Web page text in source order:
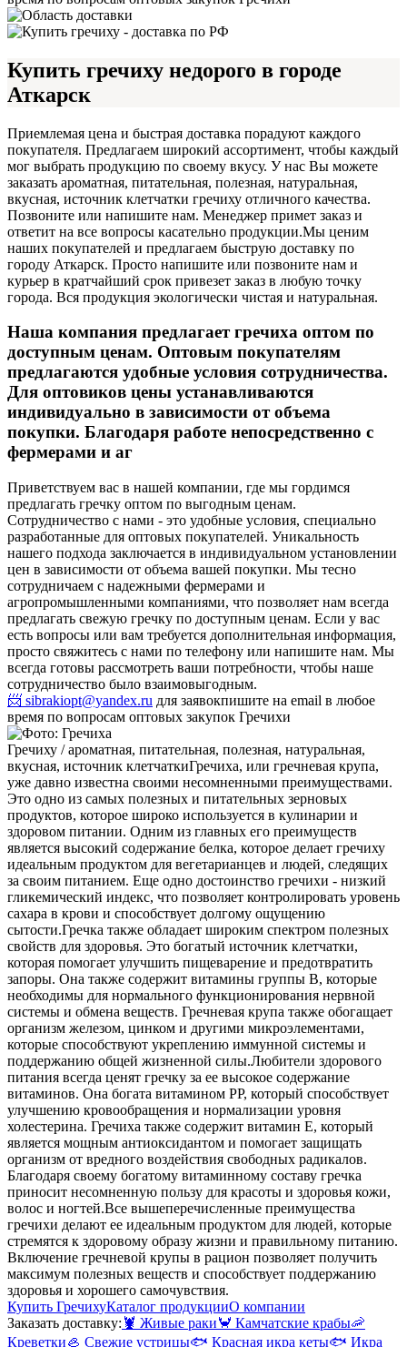
Купить гречиху недорого в городе
Аткарск
Приемлемая цена и быстрая доставка порадуют каждого
покупателя. Предлагаем широкий ассортимент, чтобы каждый
мог выбрать продукцию по своему вкусу. У нас Вы можете
заказать ароматная, питательная, полезная, натуральная,
вкусная, источник клетчатки гречиху отличного качества.
Позвоните или напишите нам. Менеджер примет заказ и
ответит на все вопросы касательно продукции.Мы ценим
наших покупателей и предлагаем быструю доставку по
городу Аткарск. Просто напишите или позвоните нам и
курьер в кратчайший срок привезет заказ в любую точку
города. Вся продукция экологически чистая и натуральная.
Наша компания предлагает гречиха оптом по
доступным ценам. Оптовым покупателям
предлагаются удобные условия сотрудничества.
Для оптовиков цены устанавливаются
индивидуально в зависимости от объема
покупки. Благодаря работе непосредственно с
фермерами и аг
Приветствуем вас в нашей компании, где мы гордимся
предлагать гречку оптом по выгодным ценам.
Сотрудничество с нами - это удобные условия, специально
разработанные для оптовых покупателей. Уникальность
нашего подхода заключается в индивидуальном установлении
цен в зависимости от объема вашей покупки. Мы тесно
сотрудничаем с надежными фермерами и
агропромышленными компаниями, что позволяет нам всегда
предлагать свежую гречку по доступным ценам. Если у вас
есть вопросы или вам требуется дополнительная информация,
просто свяжитесь с нами по телефону или напишите нам. Мы
всегда готовы рассмотреть ваши потребности, чтобы наше
сотрудничество было взаимовыгодным.
📨 sibrakiopt@yandex.ru для заявокпишите на email в любое
время по вопросам оптовых закупок Гречихи
Гречиху / ароматная, питательная, полезная, натуральная,
вкусная, источник клетчаткиГречиха, или гречневая крупа,
уже давно известна своими несомненными преимуществами.
Это одно из самых полезных и питательных зерновых
продуктов, которое широко используется в кулинарии и
здоровом питании. Одним из главных его преимуществ
является высокий содержание белка, которое делает гречиху
идеальным продуктом для вегетарианцев и людей, следящих
за своим питанием. Еще одно достоинство гречихи - низкий
гликемический индекс, что позволяет контролировать уровень
сахара в крови и способствует долгому ощущению
сытости.Гречка также обладает широким спектром полезных
свойств для здоровья. Это богатый источник клетчатки,
которая помогает улучшить пищеварение и предотвратить
запоры. Она также содержит витамины группы В, которые
необходимы для нормального функционирования нервной
системы и обмена веществ. Гречневая крупа также обогащает
организм железом, цинком и другими микроэлементами,
которые способствуют укреплению иммунной системы и
поддержанию общей жизненной силы.Любители здорового
питания всегда ценят гречку за ее высокое содержание
витаминов. Она богата витамином РР, который способствует
улучшению кровообращения и нормализации уровня
холестерина. Гречиха также содержит витамин Е, который
является мощным антиоксидантом и помогает защищать
организм от вредного воздействия свободных радикалов.
Благодаря своему богатому витаминному составу гречка
приносит несомненную пользу для красоты и здоровья кожи,
волос и ногтей.Все вышеперечисленные преимущества
гречихи делают ее идеальным продуктом для людей, которые
стремятся к здоровому образу жизни и правильному питанию.
Включение гречневой крупы в рацион позволяет получить
максимум полезных веществ и способствует поддержанию
здоровья и хорошего самочувствия.
Купить ГречихуКаталог продукцииО компании
Заказать доставку: 🦞 Живые раки🦀 Камчатские крабы🦐
Креветки🦪 Свежие устрицы🐟 Красная икра кеты🐟 Икра